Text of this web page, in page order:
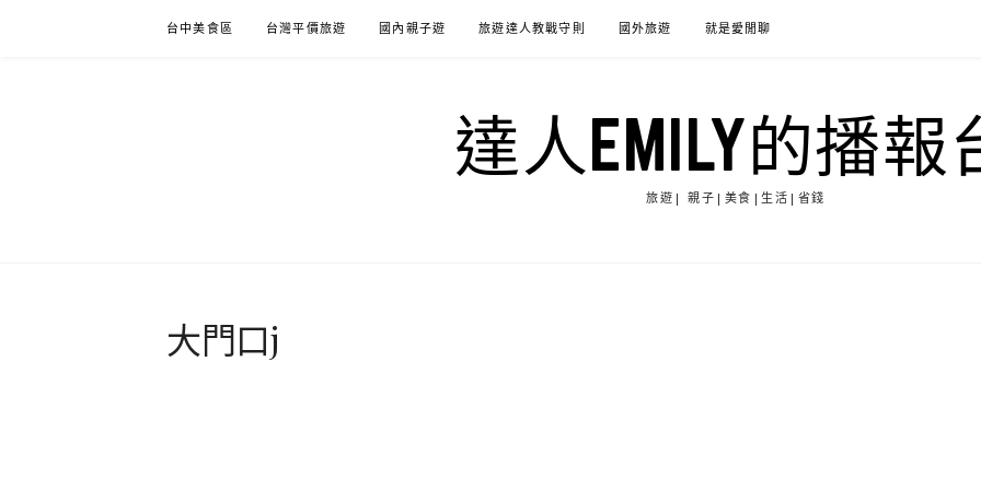
台中美食區 台灣平價旅遊 國內親子遊 旅遊達人教戰守則 國外旅遊 就是愛閒聊
達人EMILY的播報
旅遊| 親子|美食|生活|省錢
大門口j